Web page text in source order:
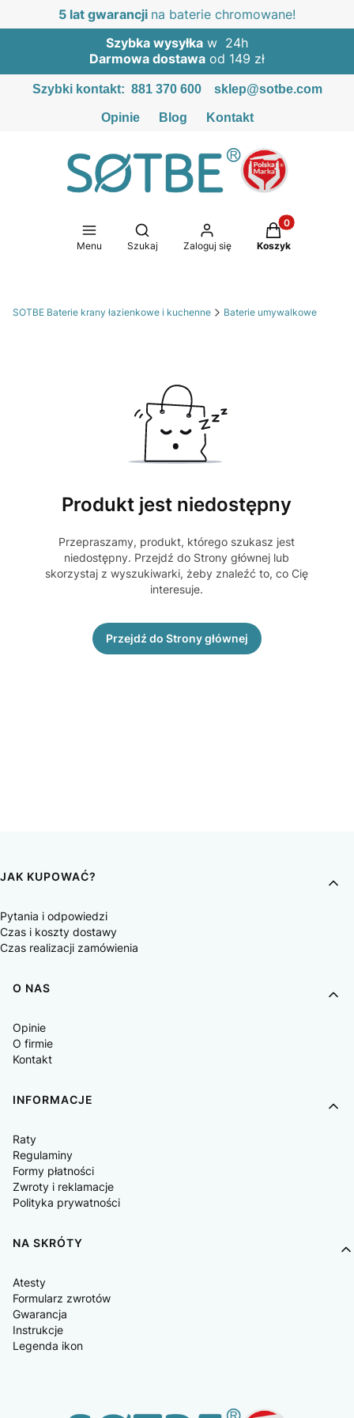
5 lat gwarancji na baterie chromowane!
Szybka wysyłka w 24h
Darmowa dostawa od 149 zł
Szybki kontakt: 881 370 600 sklep@sotbe.com
Opinie Blog Kontakt
Menu
Otwórz wyszukiwarkę
Szukaj Zaloguj się
Produkty w
Koszyk
SOTBE Baterie krany łazienkowe i kuchenne Baterie umywalkowe
Produkt jest niedostępny
Przepraszamy, produkt, którego szukasz jest
niedostępny. Przejdź do Strony głównej lub
skorzystaj z wyszukiwarki, żeby znaleźć to, co Cię
interesuje.
Przejdź do Strony głównej
JAK KUPOWAĆ?
Pytania i odpowiedzi
Czas i koszty dostawy
Czas realizacji zamówienia
O NAS
Opinie
O firmie
Kontakt
INFORMACJE
Raty
Regulaminy
Formy płatności
Zwroty i reklamacje
Polityka prywatności
NA SKRÓTY
Atesty
Formularz zwrotów
Gwarancja
Instrukcje
Legenda ikon